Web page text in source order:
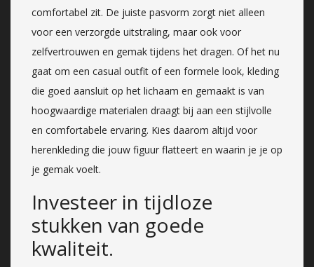
comfortabel zit. De juiste pasvorm zorgt niet alleen
voor een verzorgde uitstraling, maar ook voor
zelfvertrouwen en gemak tijdens het dragen. Of het nu
gaat om een casual outfit of een formele look, kleding
die goed aansluit op het lichaam en gemaakt is van
hoogwaardige materialen draagt bij aan een stijlvolle
en comfortabele ervaring. Kies daarom altijd voor
herenkleding die jouw figuur flatteert en waarin je je op
je gemak voelt.
Investeer in tijdloze
stukken van goede
kwaliteit.